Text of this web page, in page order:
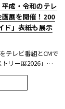
成・令和のテレ
展を開催！200
ド」表紙も展示
テレビ番組とCMで
リー展2026」を8